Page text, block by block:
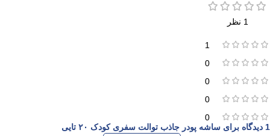
1 نظر
1
0
0
0
0
1 دیدگاه برای
ساشه پودر جاذب توالت سفری کودک ۲۰ تایی